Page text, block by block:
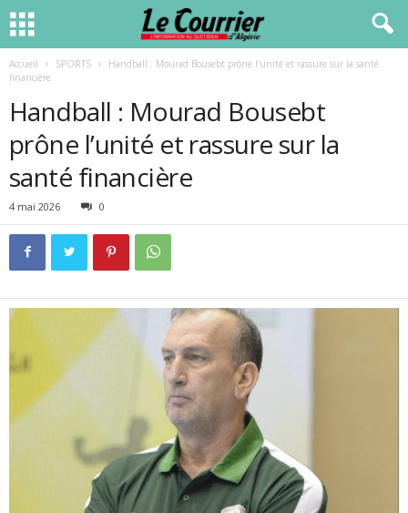
Accueil SPORTS
Handball : Mourad Bousebt prône l’unité et rassure sur la santé
financière
Handball : Mourad Bousebt
prône l’unité et rassure sur la
santé financière
4 mai 2026 0